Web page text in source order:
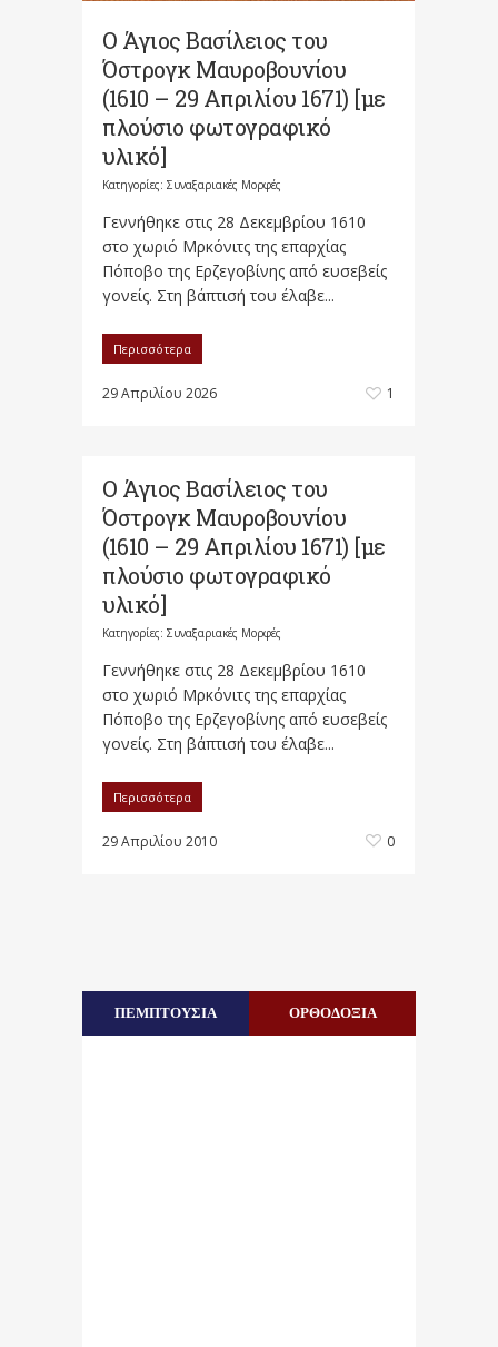
Ο Άγιος Βασίλειος του
Όστρογκ Μαυροβουνίου
(1610 – 29 Απριλίου 1671) [με
πλούσιο φωτογραφικό
υλικό]
Κατηγορίες: Συναξαριακές Μορφές
Γεννήθηκε στις 28 Δεκεμβρίου 1610
στο χωριό Μρκόνιτς της επαρχίας
Πόποβο της Ερζεγοβίνης από ευσεβείς
γονείς. Στη βάπτισή του έλαβε...
Περισσότερα
29 Απριλίου 2026 1
Ο Άγιος Βασίλειος του
Όστρογκ Μαυροβουνίου
(1610 – 29 Απριλίου 1671) [με
πλούσιο φωτογραφικό
υλικό]
Κατηγορίες: Συναξαριακές Μορφές
Γεννήθηκε στις 28 Δεκεμβρίου 1610
στο χωριό Μρκόνιτς της επαρχίας
Πόποβο της Ερζεγοβίνης από ευσεβείς
γονείς. Στη βάπτισή του έλαβε...
Περισσότερα
29 Απριλίου 2010 0
ΠΕΜΠΤΟΥΣΙΑ ΟΡΘΟΔΟΞΙΑ